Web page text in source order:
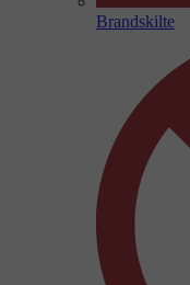
Brandskilte